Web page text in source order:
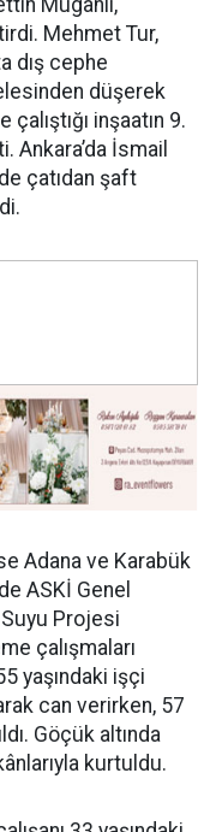
Mehmet Tur,
dış cephe
düşerek
inşaatın 9.
Ankara’da İsmail
çatıdan şaft
Adana ve Karabük
ASKİ Genel
Projesi
çalışmaları
yaşındaki işçi
can verirken, 57
Göçük altında
kurtuldu.